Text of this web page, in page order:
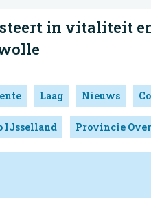
in vitaliteit
Laag Nieuws
IJsselland Provincie